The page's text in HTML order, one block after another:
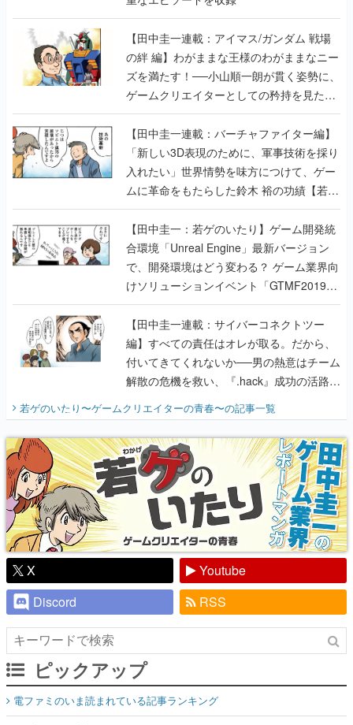
ズを満たす！──小山順一朗が貫く姿勢に、
ゲームクリエイターとしての矜持を見た
【若ゲのいたり最終回】
【田中圭一連載：バーチャファイター編】
「新しい3D表現のために、軍事技術を採り
入れたい」世界情勢を味方につけて、ゲー
ムに革命をもたらした鈴木 裕の功績【若ゲ
のいたり】
【田中圭一：若ゲのいたり】ゲーム開発統
合環境「Unreal Engine」最新バージョン
で、開発環境はどう変わる？ ゲーム業界向
けソリューションイベント「GTMF2019」
に行って、より理解を深めよう【PR】
【田中圭一連載：サイバーコネクトツー
編】すべての責任はオレが取る。だから、
付いてきてくれないか──男の熱意はチーム
解散の危機を救い、『.hack』成功の活路を
開く。業界の快男児・松山 洋に流れる血は
『少年ジャンプ』色だった【若ゲのいた
り】
若ゲのいたり〜ゲームクリエイターの青春〜の記事一覧
X
Youtube
Discord
RSS
ピックアップ
電ファミのいま読まれている記事ランキング
アプリセール情報
インタビュー